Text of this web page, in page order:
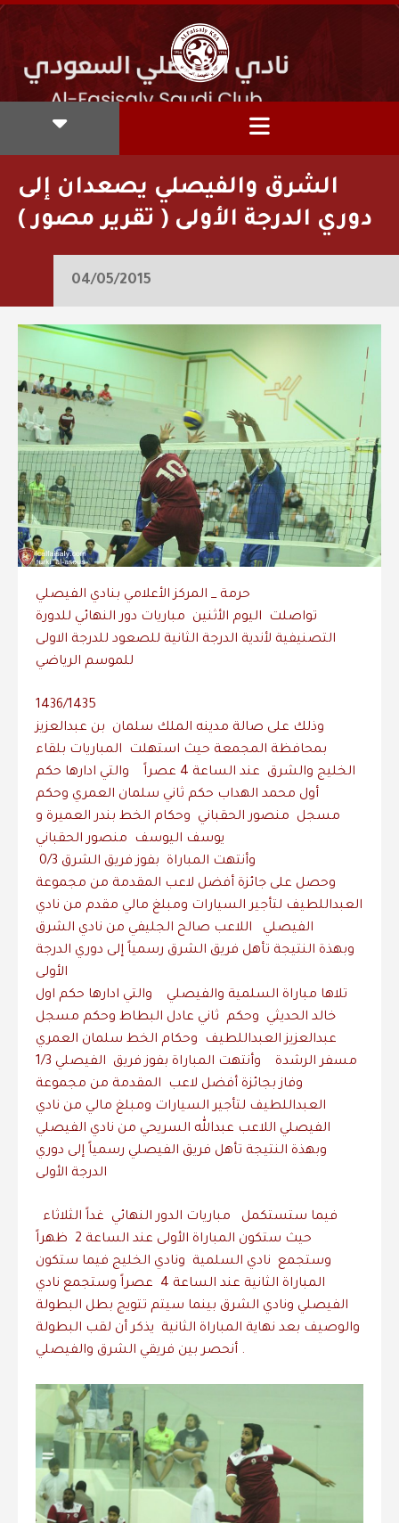
الشرق والفيصلي يصعدان إلى
دوري الدرجة الأولى ( تقرير مصور )
04/05/2015
حرمة _ المركز الأعلامي بنادي الفيصلي
التصنيفية لأندية الدرجة الثانية للصعود للدرجة الاولى
للموسم الرياضي
1436/1435
بمحافظة المجمعة حيث استهلت المباريات بلقاء
الخليج والشرق عند الساعة 4 عصراً والتي ادارها حكم
أول محمد الهداب حكم ثاني سلمان العمري وحكم
مسجل منصور الحقباني وحكام الخط بندر العميرة و
‎ وأنتهت المباراة بفوز فريق الشرق 0/3
العبداللطيف لتأجير السيارات ومبلغ مالي مقدم من نادي
الفيصلي اللاعب صالح الجليفي من نادي الشرق
خالد الحديثي وحكم ثاني عادل البطاط وحكم مسجل
عبدالعزيز العبداللطيف وحكام الخط سلمان العمري
مسفر الرشدة وأنتهت المباراة بفوز فريق الفيصلي 1/3
وفاز بجائزة أفضل لاعب المقدمة من مجموعة
العبداللطيف لتأجير السيارات ومبلغ مالي من نادي
الفيصلي اللاعب عبدالله السريحي من نادي الفيصلي
الدرجة الأولى
حيث ستكون المباراة الأولى عند الساعة 2 ظهراً
وستجمع نادي السلمية ونادي الخليج فيما ستكون
المباراة الثانية عند الساعة 4 عصراً وستجمع نادي
الفيصلي ونادي الشرق بينما سيتم تتويج بطل البطولة
والوصيف بعد نهاية المباراة الثانية يذكر أن لقب البطولة
أنحصر بين فريقي الشرق والفيصلي .